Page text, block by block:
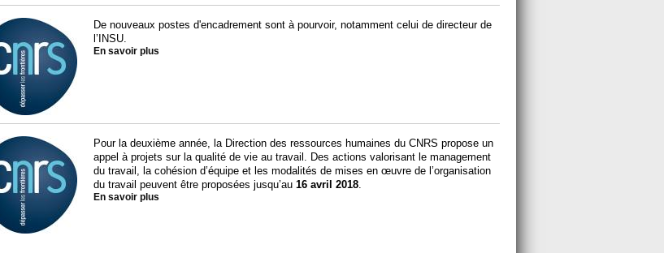
De nouveaux postes d'encadrement sont à pourvoir, notamment celui de directeur de
l’INSU.
En savoir plus
Pour la deuxième année, la Direction des ressources humaines du CNRS propose un
appel à projets sur la qualité de vie au travail. Des actions valorisant le management
du travail, la cohésion d’équipe et les modalités de mises en œuvre de l’organisation
du travail peuvent être proposées jusqu’au 16 avril 2018.
En savoir plus